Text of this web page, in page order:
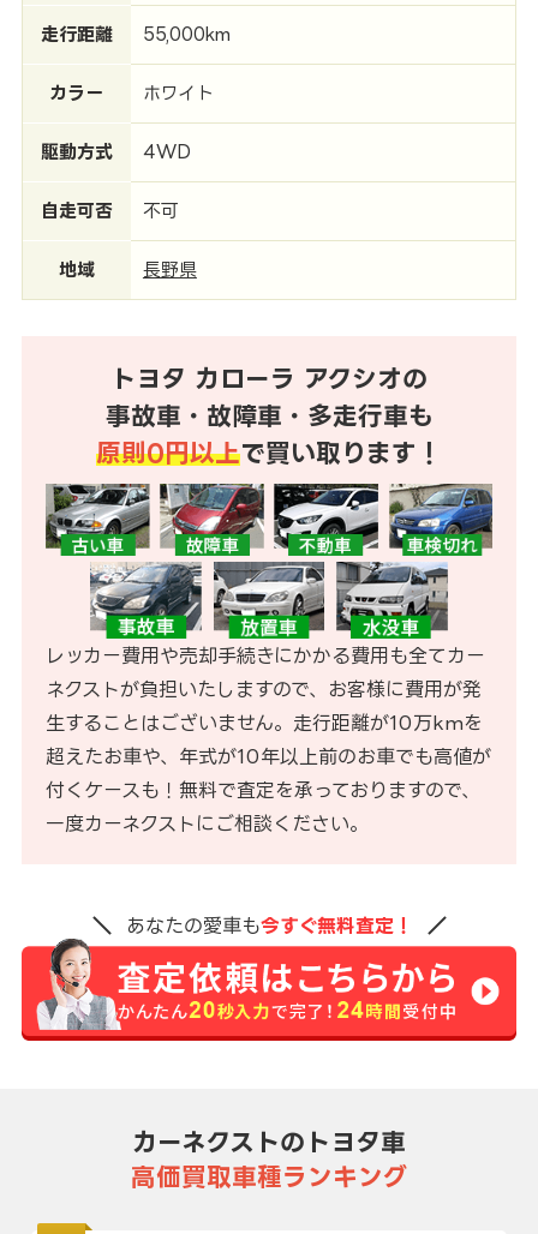
走行距離 55,000km
カラー ホワイト
駆動方式 4WD
自走可否 不可
地域 長野県
トヨタ カローラ アクシオの
事故車・故障車・多走行車も
原則0円以上で買い取ります！
レッカー費用や売却手続きにかかる費用も全てカー
ネクストが負担いたしますので、お客様に費用が発
生することはございません。走行距離が10万kmを
超えたお車や、年式が10年以上前のお車でも高値が
付くケースも！無料で査定を承っておりますので、
一度カーネクストにご相談ください。
あなたの愛車も今すぐ無料査定！
カーネクストのトヨタ車
高価買取車種ランキング